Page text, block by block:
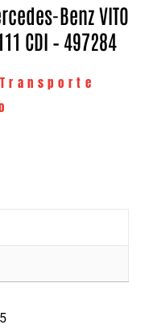
Benz VITO
CDI – 497284